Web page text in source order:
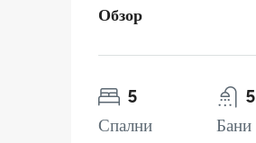
Обзор
5
Спални
5
Бани